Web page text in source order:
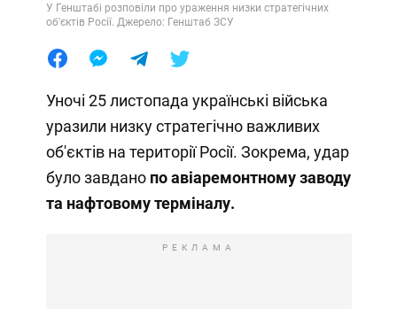
У Генштабі розповіли про ураження низки стратегічних
об'єктів Росії. Джерело: Генштаб ЗСУ
Уночі 25 листопада українські війська
уразили низку стратегічно важливих
об'єктів на території Росії. Зокрема, удар
було завданопо авіаремонтному заводу
та нафтовому терміналу.
РЕКЛАМА